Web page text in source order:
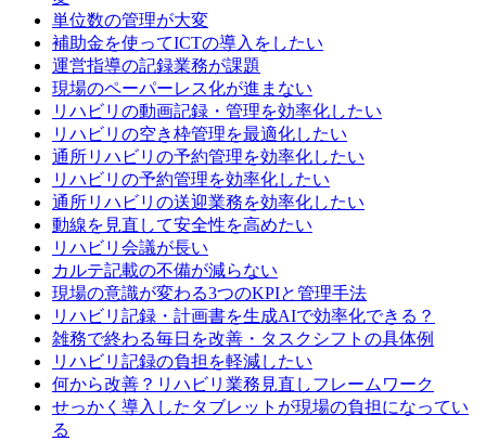
単位数の管理が大変
補助金を使ってICTの導入をしたい
運営指導の記録業務が課題
現場のペーパーレス化が進まない
リハビリの動画記録・管理を効率化したい
リハビリの空き枠管理を最適化したい
通所リハビリの予約管理を効率化したい
リハビリの予約管理を効率化したい
通所リハビリの送迎業務を効率化したい
動線を見直して安全性を高めたい
リハビリ会議が長い
カルテ記載の不備が減らない
現場の意識が変わる3つのKPIと管理手法
リハビリ記録・計画書を生成AIで効率化できる？
雑務で終わる毎日を改善・タスクシフトの具体例
リハビリ記録の負担を軽減したい
何から改善？リハビリ業務見直しフレームワーク
せっかく導入したタブレットが現場の負担になってい
る